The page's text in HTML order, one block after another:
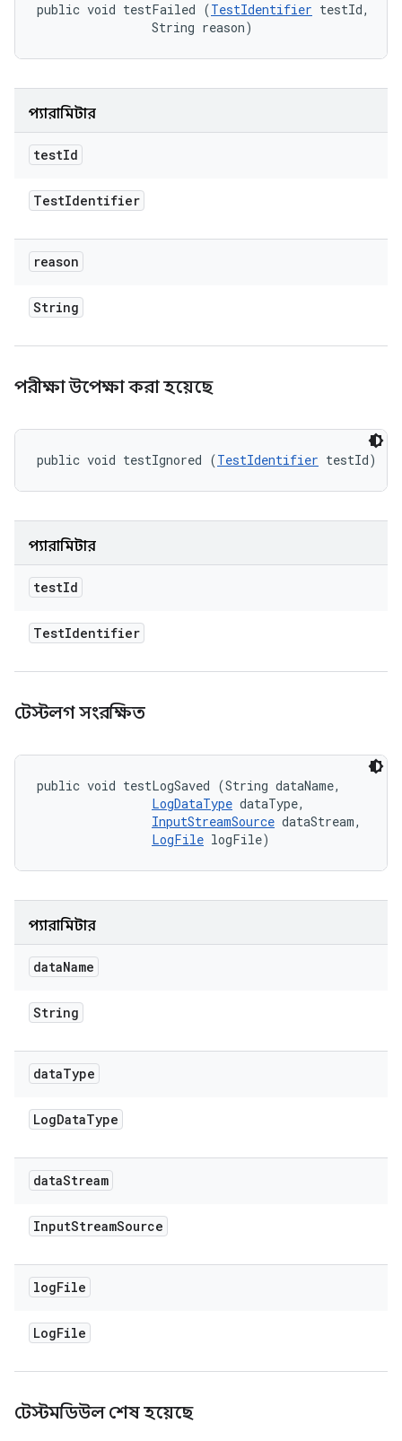
public void testFailed (TestIdentifier testId,
                String reason)
প্যারামিটার
testId
TestIdentifier
reason
String
পরীক্ষা উপেক্ষা করা হয়েছে
public void testIgnored (TestIdentifier testId)
প্যারামিটার
testId
TestIdentifier
টেস্টলগ সংরক্ষিত
public void testLogSaved (String dataName,
LogDataType dataType,
InputStreamSource dataStream,
LogFile logFile)
প্যারামিটার
dataName
String
dataType
LogDataType
dataStream
InputStreamSource
logFile
LogFile
টেস্টমডিউল শেষ হয়েছে